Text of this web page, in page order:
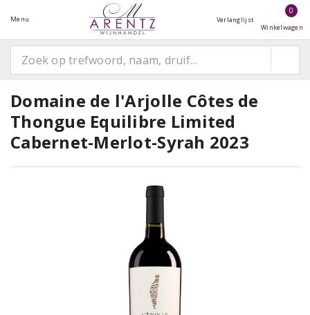
Menu Verlanglijst
0
Winkelwagen
Domaine de l'Arjolle Côtes de
Thongue Equilibre Limited
Cabernet-Merlot-Syrah 2023